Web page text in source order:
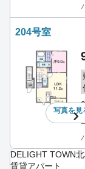
204号室
写真を見
DELIGHT TOWN
賃貸アパート